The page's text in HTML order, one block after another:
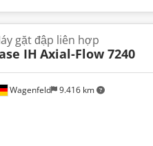
Wagenfeld 9.416 km
gặt đập liên hợp
IH Axial-Flow 7240